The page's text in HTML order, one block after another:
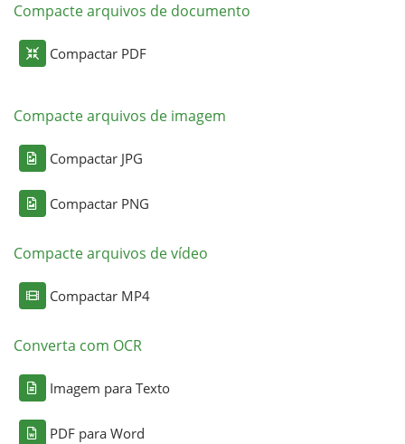
Compacte arquivos de documento
Compactar PDF
Compacte arquivos de imagem
Compactar JPG
Compactar PNG
Compacte arquivos de vídeo
Compactar MP4
Converta com OCR
Imagem para Texto
PDF para Word